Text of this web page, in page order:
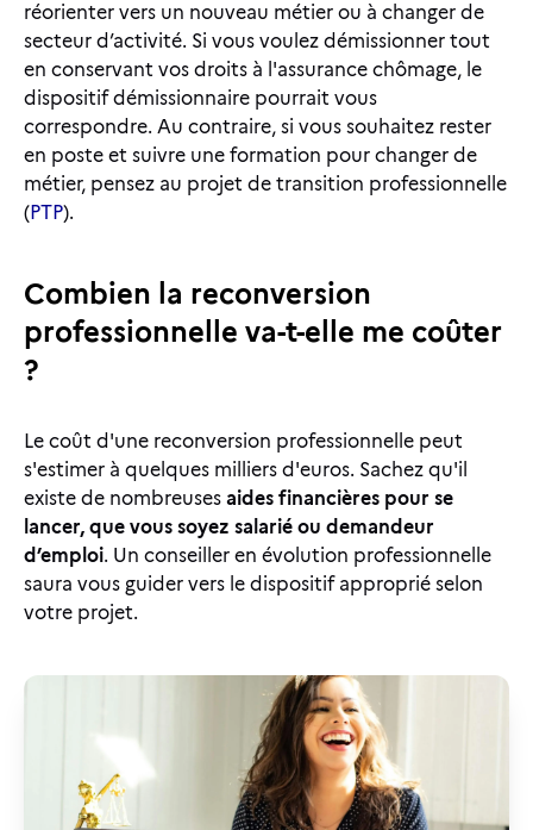
réorienter vers un nouveau métier ou à changer de
secteur d’activité. Si vous voulez démissionner tout
en conservant vos droits à l'assurance chômage, le
dispositif démissionnaire pourrait vous
correspondre. Au contraire, si vous souhaitez rester
en poste et suivre une formation pour changer de
métier, pensez au projet de transition professionnelle
(PTP).
Combien la reconversion
professionnelle va-t-elle me coûter
?
Le coût d'une reconversion professionnelle peut
s'estimer à quelques milliers d'euros. Sachez qu'il
existe de nombreuses aides financières pour se
lancer, que vous soyez salarié ou demandeur
d’emploi. Un conseiller en évolution professionnelle
saura vous guider vers le dispositif approprié selon
votre projet.